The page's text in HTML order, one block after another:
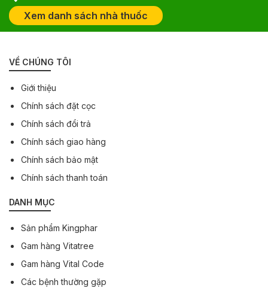
Xem danh sách nhà thuốc
VỀ CHÚNG TÔI
Giới thiệu
Chính sách đặt cọc
Chính sách đổi trả
Chính sách giao hàng
Chính sách bảo mật
Chính sách thanh toán
DANH MỤC
Sản phẩm Kingphar
Gam hàng Vitatree
Gam hàng Vital Code
Các bệnh thường gặp